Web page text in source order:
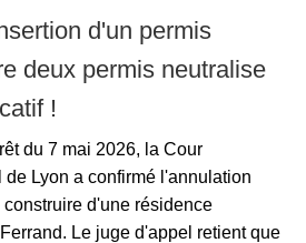
d'un permis
deux permis neutralise
!
du 7 mai 2026, la Cour
Lyon a confirmé l'annulation
d'une résidence
Le juge d'appel retient que